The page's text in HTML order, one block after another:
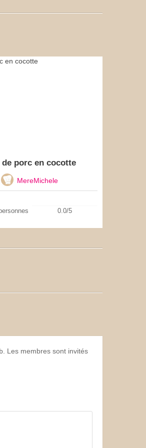
de porc en cocotte
MereMichele
0.0/5
Les membres sont invités